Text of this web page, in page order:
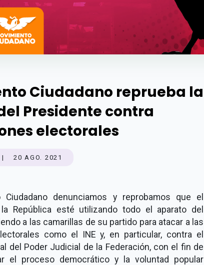
Ciudadano reprueba la
Presidente contra
electorales
| 20 AGO. 2021
Ciudadano denunciamos y reprobamos que el
República esté utilizando todo el aparato del
a las camarillas de su partido para atacar a las
como el INE y, en particular, contra el
del Poder Judicial de la Federación, con el fin de
el proceso democrático y la voluntad popular